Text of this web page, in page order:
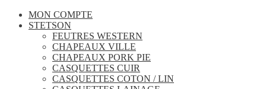
MON COMPTE
STETSON
FEUTRES WESTERN
CHAPEAUX VILLE
CHAPEAUX PORK PIE
CASQUETTES CUIR
CASQUETTES COTON / LIN